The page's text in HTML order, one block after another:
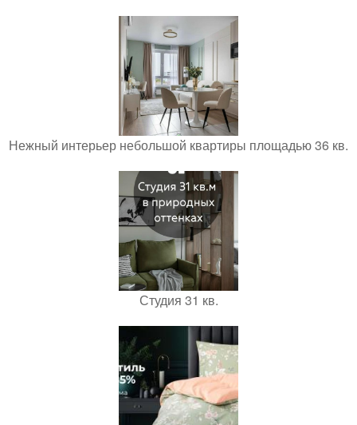
Нежный интерьер небольшой квартиры площадью 36 кв.
Студия 31 кв.